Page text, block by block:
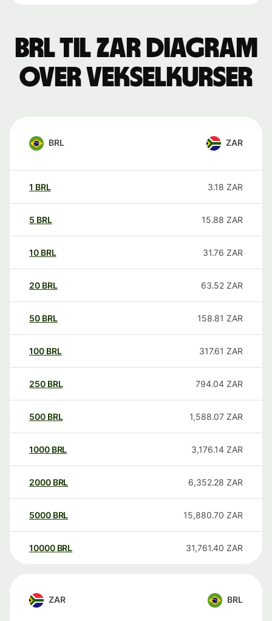
BRL til ZAR Diagram
over vekselkurser
BRL ZAR
1 BRL 3.18 ZAR
5 BRL 15.88 ZAR
10 BRL 31.76 ZAR
20 BRL 63.52 ZAR
50 BRL 158.81 ZAR
100 BRL 317.61 ZAR
250 BRL 794.04 ZAR
500 BRL 1,588.07 ZAR
1000 BRL 3,176.14 ZAR
2000 BRL 6,352.28 ZAR
5000 BRL 15,880.70 ZAR
10000 BRL 31,761.40 ZAR
ZAR BRL